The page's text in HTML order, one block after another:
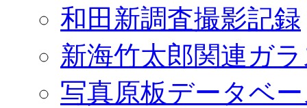
和田新調査撮影記録
新海竹太郎関連ガ
写真原板データベ